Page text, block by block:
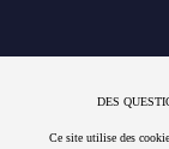
DES
Ce site utilise des